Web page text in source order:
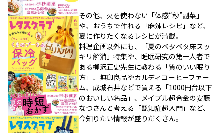
その他、火を使わない「体感“秒”副菜」
や、おうちで作れる「麻辣レシピ」など、
夏に作りたくなるレシピが満載。
料理企画以外にも、「夏のベタベタ床スッ
キリ解消」特集や、睡眠研究の第一人者で
ある柳沢正史先生に教わる「質のいい眠り
方」、無印良品やカルディコーヒーファー
ム、成城石井などで買える「1000円台以下
のおいしい名品」、メイプル超合金の安藤
なつさんと考える「認知症超入門」など、
今知りたい情報が盛りだくさん。